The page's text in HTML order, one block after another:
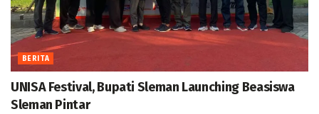
BERITA
UNISA Festival, Bupati Sleman Launching Beasiswa
Sleman Pintar